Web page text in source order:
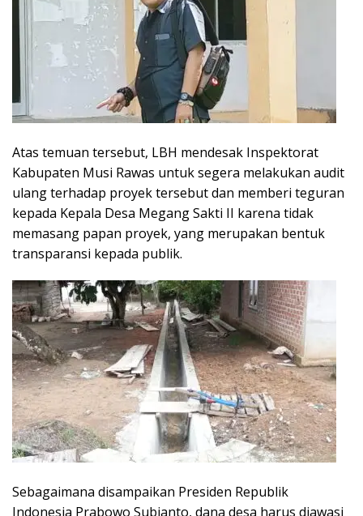
Atas temuan tersebut, LBH mendesak Inspektorat
Kabupaten Musi Rawas untuk segera melakukan audit
ulang terhadap proyek tersebut dan memberi teguran
kepada Kepala Desa Megang Sakti II karena tidak
memasang papan proyek, yang merupakan bentuk
transparansi kepada publik.
Sebagaimana disampaikan Presiden Republik
Indonesia Prabowo Subianto, dana desa harus diawasi